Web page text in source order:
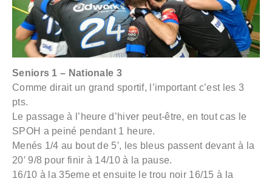
Seniors 1 – Nationale 3
Comme dirait un grand sportif, l’important c’est les 3
pts.
Le passage à l’heure d’hiver peut-être, en tout cas le
SPOH a peiné pendant 1 heure.
Menés 1/4 au bout de 5′, les bleus passent devant à la
20′ 9/8 pour finir à 14/10 à la pause.
16/10 à la 35eme et ensuite le trou noir 16/15 à la